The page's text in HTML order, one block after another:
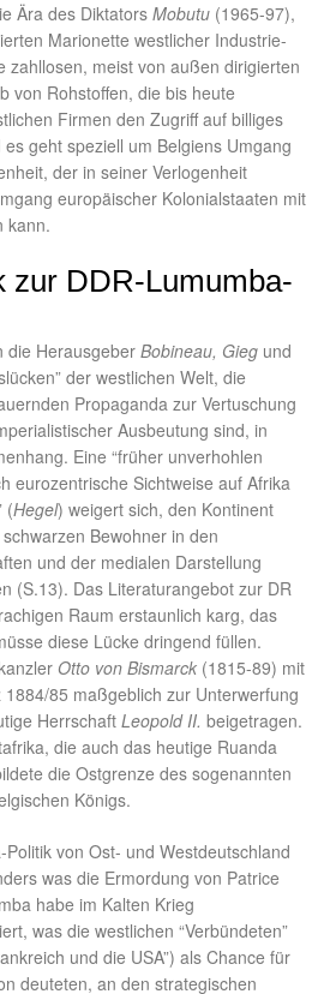
Ära des Diktators Mobutu (1965-97),
Marionette westlicher Industrie-
zahllosen, meist von außen dirigierten
von Rohstoffen, die bis heute
Firmen den Zugriff auf billiges
geht speziell um Belgiens Umgang
der in seiner Verlogenheit
europäischer Kolonialstaaten mit
kann.
zur DDR-Lumumba-
die Herausgeber Bobineau, Gieg und
der westlichen Welt, die
Propaganda zur Vertuschung
Ausbeutung sind, in
Eine “früher unverhohlen
eurozentrische Sichtweise auf Afrika
(Hegel) weigert sich, den Kontinent
Bewohner in den
und der medialen Darstellung
(S.13). Das Literaturangebot zur DR
Raum erstaunlich karg, das
diese Lücke dringend füllen.
Otto von Bismarck (1815-89) mit
85 maßgeblich zur Unterwerfung
Herrschaft Leopold II. beigetragen.
die auch das heutige Ruanda
die Ostgrenze des sogenannten
Königs.
von Ost- und Westdeutschland
was die Ermordung von Patrice
habe im Kalten Krieg
was die westlichen “Verbündeten”
und die USA”) als Chance für
deuteten, an den strategischen